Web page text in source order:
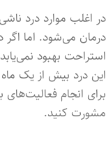
در اغلب موارد درد
درمان می‌شود. اما اگر
استراحت بهبود
این درد بیش از یک
برای انجام
مشورت کنید.